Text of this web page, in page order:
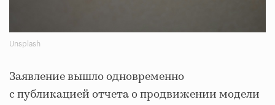
Unsplash
Заявление вышло одновременно
с публикацией отчета о продвижении модели